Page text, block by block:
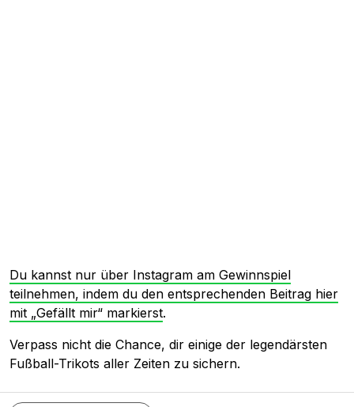
Du kannst nur über Instagram am Gewinnspiel
teilnehmen, indem du den entsprechenden Beitrag hier
mit „Gefällt mir“ markierst.
Verpass nicht die Chance, dir einige der legendärsten
Fußball-Trikots aller Zeiten zu sichern.